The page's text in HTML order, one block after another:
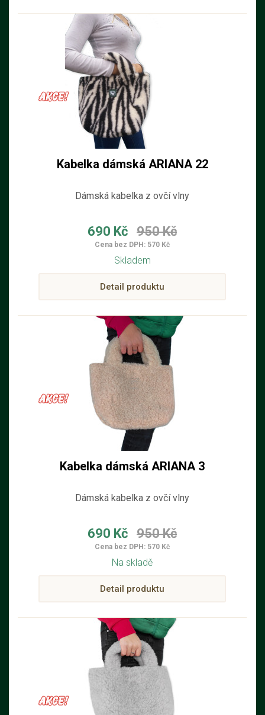
Kabelka dámská ARIANA 22
Dámská kabelka z ovčí vlny
690 Kč 950 Kč
Cena bez DPH: 570 Kč
Skladem
Detail produktu
Kabelka dámská ARIANA 3
Dámská kabelka z ovčí vlny
690 Kč 950 Kč
Cena bez DPH: 570 Kč
Na skladě
Detail produktu